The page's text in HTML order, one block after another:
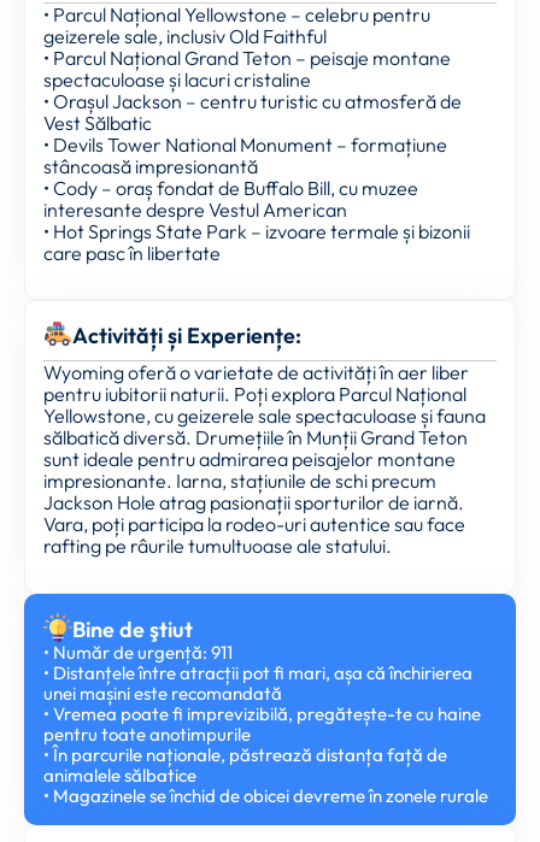
• Parcul Național Yellowstone – celebru pentru
geizerele sale, inclusiv Old Faithful
• Parcul Național Grand Teton – peisaje montane
spectaculoase și lacuri cristaline
• Orașul Jackson – centru turistic cu atmosferă de
Vest Sălbatic
• Devils Tower National Monument – formațiune
stâncoasă impresionantă
• Cody – oraș fondat de Buffalo Bill, cu muzee
interesante despre Vestul American
• Hot Springs State Park – izvoare termale și bizonii
care pasc în libertate
Activități și Experiențe:
Wyoming oferă o varietate de activități în aer liber
pentru iubitorii naturii. Poți explora Parcul Național
Yellowstone, cu geizerele sale spectaculoase și fauna
sălbatică diversă. Drumețiile în Munții Grand Teton
sunt ideale pentru admirarea peisajelor montane
impresionante. Iarna, stațiunile de schi precum
Jackson Hole atrag pasionații sporturilor de iarnă.
Vara, poți participa la rodeo-uri autentice sau face
rafting pe râurile tumultuoase ale statului.
Bine de ştiut
• Număr de urgență: 911
• Distanțele între atracții pot fi mari, așa că închirierea
unei mașini este recomandată
• Vremea poate fi imprevizibilă, pregătește-te cu haine
pentru toate anotimpurile
• În parcurile naționale, păstrează distanța față de
animalele sălbatice
• Magazinele se închid de obicei devreme în zonele rurale